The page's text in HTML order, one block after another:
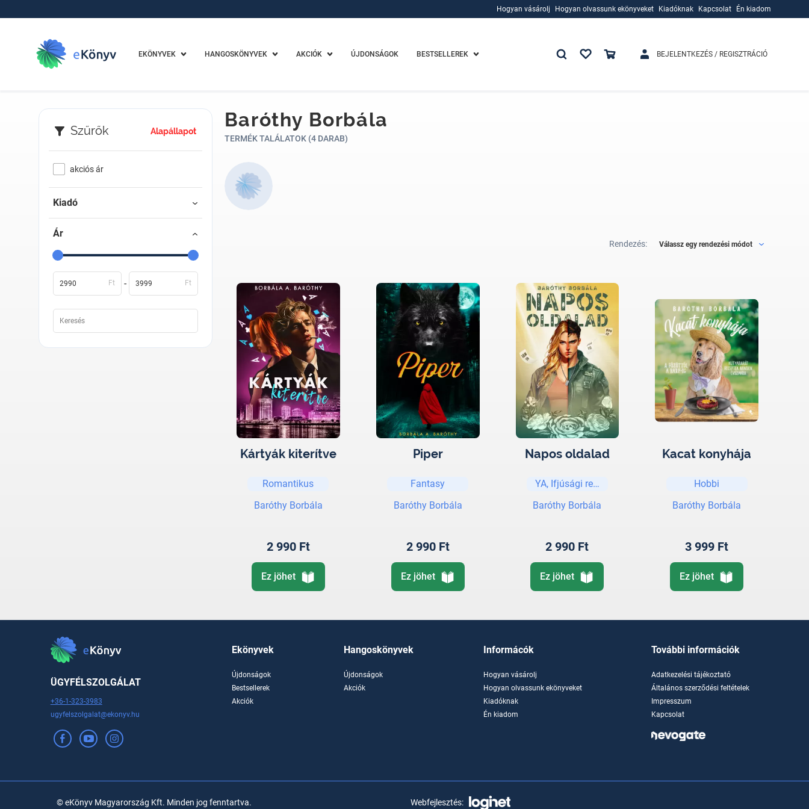
Hogyan vásárolj
Hogyan olvassunk ekönyveket
Kiadóknak
Kapcsolat Én kiadom
EKÖNYVEK HANGOSKÖNYVEK AKCIÓK ÚJDONSÁGOK BESTSELLEREK BEJELENTKEZÉS / REGISZTRÁCIÓ
Szűrők Alapállapot
akciós ár
Kiadó
Ár
Ft - Ft
Baróthy Borbála
TERMÉK TALÁLATOK (4 DARAB)
Rendezés: Válassz egy rendezési módot
Kártyák kiterítve
Romantikus
Baróthy Borbála
2 990 Ft
Ez jöhet
Piper
Fantasy
Baróthy Borbála
2 990 Ft
Ez jöhet
Napos oldalad
YA, Ifjúsági regények és elbeszélések
Baróthy Borbála
2 990 Ft
Ez jöhet
Kacat konyhája
Hobbi
Baróthy Borbála
3 999 Ft
Ez jöhet
ÜGYFÉLSZOLGÁLAT
+36-1-323-3983
ugyfelszolgalat@ekonyv.hu
Ekönyvek
Újdonságok
Bestsellerek
Akciók
Hangoskönyvek
Újdonságok
Akciók
Informácók
Hogyan vásárolj
Hogyan olvassunk ekönyveket
Kiadóknak
Én kiadom
További információk
Adatkezelési tájékoztató
Általános szerződési feltételek
Impresszum
Kapcsolat
© eKönyv Magyarország Kft. Minden jog fenntartva. Webfejlesztés: